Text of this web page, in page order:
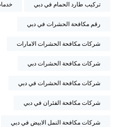
تركيب طارد الحمام في دبي
رقم مكافحة الحشرات في دبي
شركات مكافحة الحشرات الامارات
شركات مكافحة الحشرات دبي
شركات مكافحة الحشرات في دبي
شركات مكافحة الفئران في دبي
شركات مكافحة النمل الابيض في دبي